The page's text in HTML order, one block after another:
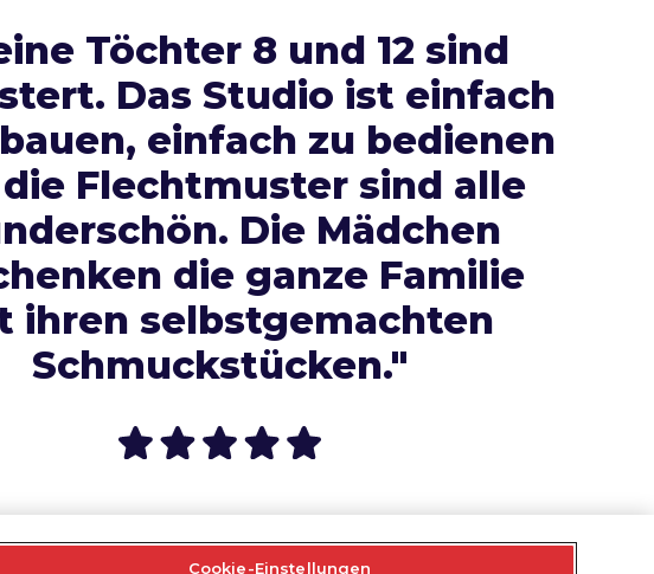
Töchter 8 und 12 sind
Das Studio ist einfach
einfach zu bedienen
Flechtmuster sind alle
Die Mädchen
die ganze Familie
ihren selbstgemachten
Schmuckstücken."
Cookie-Einstellungen